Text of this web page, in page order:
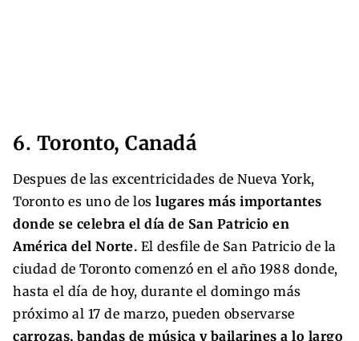
6. Toronto, Canadá
Despues de las excentricidades de Nueva York,
Toronto es uno de los lugares más importantes
donde se celebra el día de San Patricio en
América del Norte. El desfile de San Patricio de la
ciudad de Toronto comenzó en el año 1988 donde,
hasta el día de hoy, durante el domingo más
próximo al 17 de marzo, pueden observarse
carrozas, bandas de música y bailarines a lo largo